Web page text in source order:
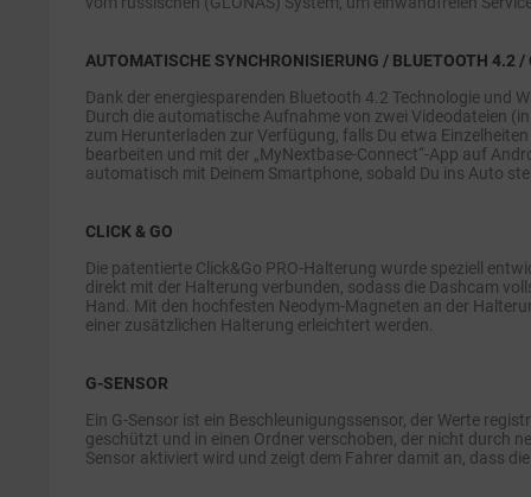
AUTOMATISCHE SYNCHRONISIERUNG / BLUETOOTH 4.2 /
Dank der energiesparenden Bluetooth 4.2 Technologie und
Durch die automatische Aufnahme von zwei Videodateien
zum Herunterladen zur Verfügung, falls Du etwa
bearbeiten und mit der „MyNextbase-Connect“-App auf
automatisch mit Deinem Smartphone, sobald Du ins Auto
CLICK & GO
Die patentierte Click&Go PRO-Halterung wurde speziell
direkt mit der Halterung verbunden, sodass die Dashcam
Hand. Mit den hochfesten Neodym-Magneten an der
einer zusätzlichen Halterung erleichtert werden.
G-SENSOR
Ein G-Sensor ist ein Beschleunigungssensor, der Werte
geschützt und in einen Ordner verschoben, der nicht durch
Sensor aktiviert wird und zeigt dem Fahrer damit an, dass